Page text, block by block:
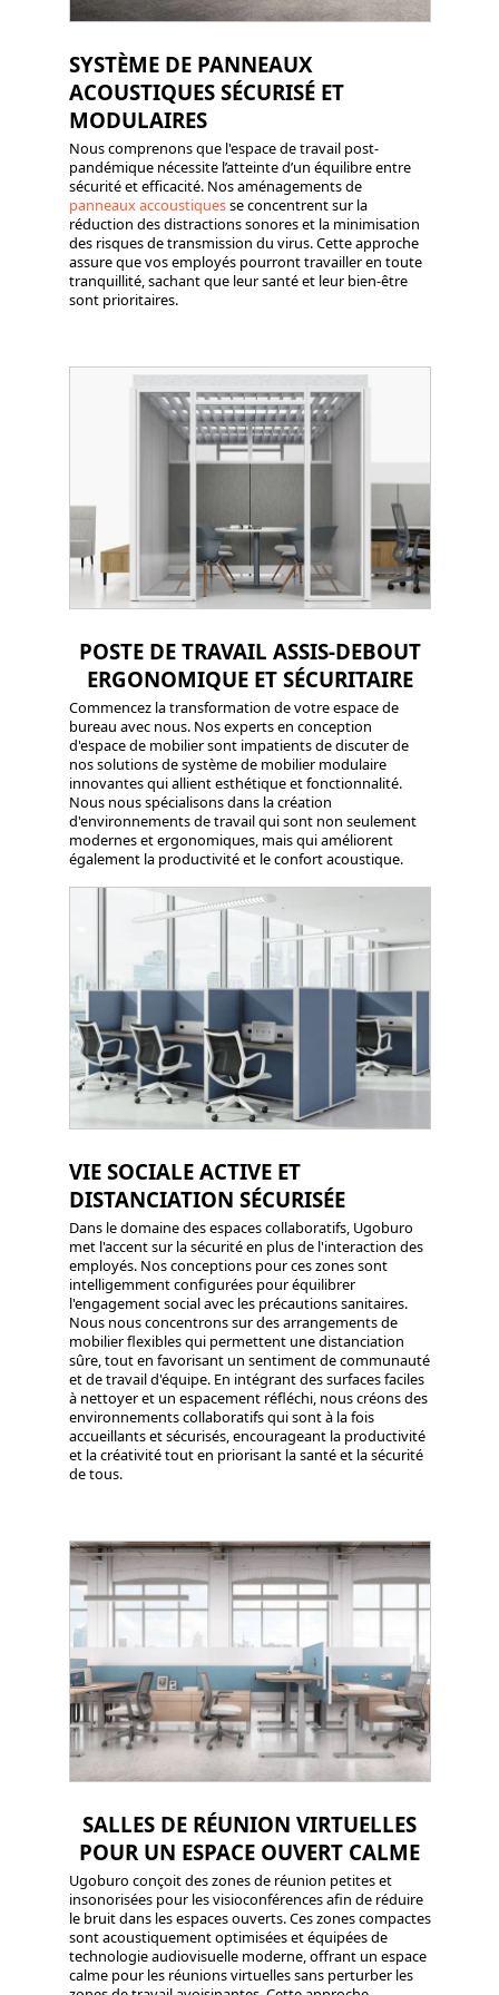
SYSTÈME DE PANNEAUX
ACOUSTIQUES SÉCURISÉ ET
MODULAIRES
Nous comprenons que l'espace de travail post-
pandémique nécessite l’atteinte d’un équilibre entre
sécurité et efficacité. Nos aménagements de
panneaux accoustiquesse concentrent sur la
réduction des distractions sonores et la minimisation
des risques de transmission du virus. Cette approche
assure que vos employés pourront travailler en toute
tranquillité, sachant que leur santé et leur bien-être
sont prioritaires.
POSTE DE TRAVAIL ASSIS-DEBOUT
ERGONOMIQUE ET SÉCURITAIRE
Commencez la transformation de votre espace de
bureau avec nous. Nos experts en conception
d'espace de mobilier sont impatients de discuter de
nos solutions de système de mobilier modulaire
innovantes qui allient esthétique et fonctionnalité.
Nous nous spécialisons dans la création
d'environnements de travail qui sont non seulement
modernes et ergonomiques, mais qui améliorent
également la productivité et le confort acoustique.
VIE SOCIALE ACTIVE ET
DISTANCIATION SÉCURISÉE
Dans le domaine des espaces collaboratifs, Ugoburo
met l'accent sur la sécurité en plus de l'interaction des
employés. Nos conceptions pour ces zones sont
intelligemment configurées pour équilibrer
l'engagement social avec les précautions sanitaires.
Nous nous concentrons sur des arrangements de
mobilier flexibles qui permettent une distanciation
sûre, tout en favorisant un sentiment de communauté
et de travail d'équipe. En intégrant des surfaces faciles
à nettoyer et un espacement réfléchi, nous créons des
environnements collaboratifs qui sont à la fois
accueillants et sécurisés, encourageant la productivité
et la créativité tout en priorisant la santé et la sécurité
de tous.
SALLES DE RÉUNION VIRTUELLES
POUR UN ESPACE OUVERT CALME
Ugoburo conçoit des zones de réunion petites et
insonorisées pour les visioconférences afin de réduire
le bruit dans les espaces ouverts. Ces zones compactes
sont acoustiquement optimisées et équipées de
technologie audiovisuelle moderne, offrant un espace
calme pour les réunions virtuelles sans perturber les